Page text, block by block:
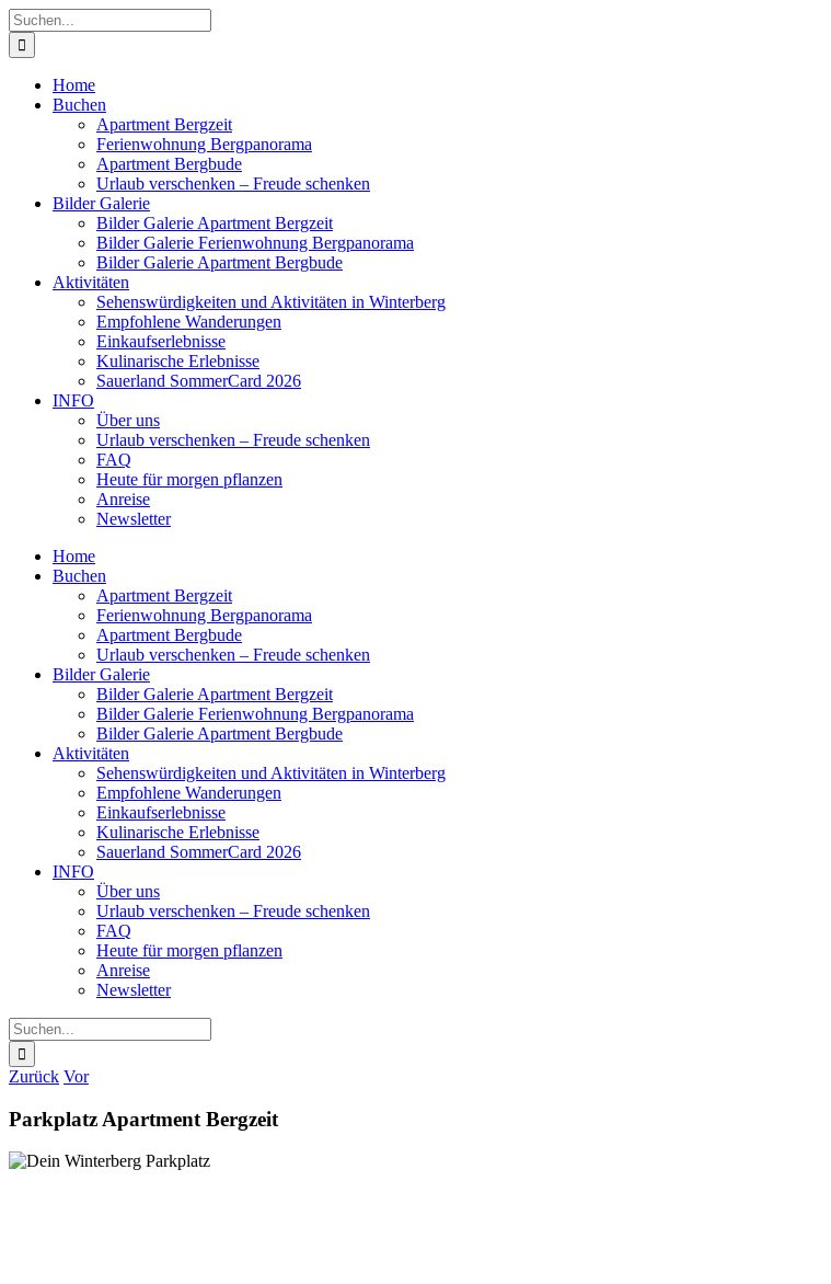
Zum
Inhalt
springen
Suche
nach:
Home
Buchen
Apartment Bergzeit
Ferienwohnung Bergpanorama
Apartment Bergbude
Urlaub verschenken – Freude schenken
Bilder Galerie
Bilder Galerie Apartment Bergzeit
Bilder Galerie Ferienwohnung Bergpanorama
Bilder Galerie Apartment Bergbude
Aktivitäten
Sehenswürdigkeiten und Aktivitäten in Winterberg
Empfohlene Wanderungen
Einkaufserlebnisse
Kulinarische Erlebnisse
Sauerland SommerCard 2026
INFO
Über uns
Urlaub verschenken – Freude schenken
FAQ
Heute für morgen pflanzen
Anreise
Newsletter
Home
Buchen
Apartment Bergzeit
Ferienwohnung Bergpanorama
Apartment Bergbude
Urlaub verschenken – Freude schenken
Bilder Galerie
Bilder Galerie Apartment Bergzeit
Bilder Galerie Ferienwohnung Bergpanorama
Bilder Galerie Apartment Bergbude
Aktivitäten
Sehenswürdigkeiten und Aktivitäten in Winterberg
Empfohlene Wanderungen
Einkaufserlebnisse
Kulinarische Erlebnisse
Sauerland SommerCard 2026
INFO
Über uns
Urlaub verschenken – Freude schenken
FAQ
Heute für morgen pflanzen
Anreise
Newsletter
Suche
nach:
Zurück Vor
Parkplatz Apartment Bergzeit